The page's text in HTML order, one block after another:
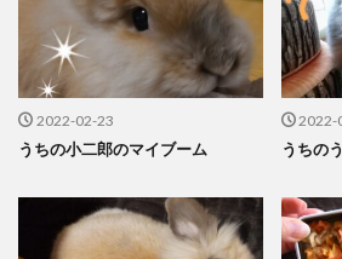
2022-02-23
うちの小二郎のマイブーム
2022-
うちの